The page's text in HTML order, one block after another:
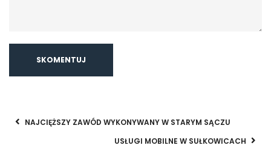
NAJCIĘŻSZY ZAWÓD WYKONYWANY W STARYM SĄCZU
USŁUGI MOBILNE W SUŁKOWICACH